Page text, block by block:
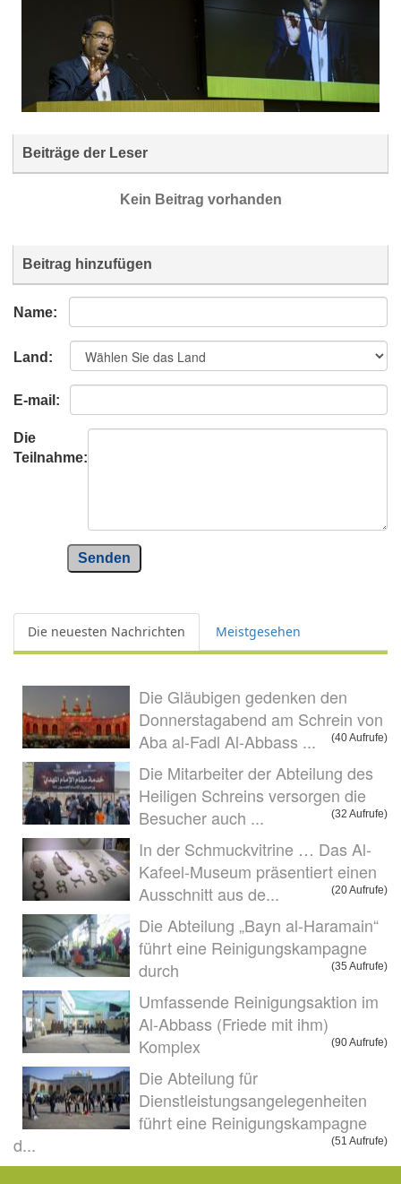
Beiträge der Leser
Kein Beitrag vorhanden
Beitrag hinzufügen
Name:
Land:
E-mail:
Die
Teilnahme:
Senden
Die neuesten Nachrichten Meistgesehen
Die Gläubigen gedenken den
Donnerstagabend am Schrein von
Aba al-Fadl Al-Abbass ...
(40 Aufrufe)
Die Mitarbeiter der Abteilung des
Heiligen Schreins versorgen die
Besucher auch ...
(32 Aufrufe)
In der Schmuckvitrine … Das Al-
Kafeel-Museum präsentiert einen
Ausschnitt aus de...
(20 Aufrufe)
Die Abteilung „Bayn al-Haramain“
führt eine Reinigungskampagne
durch
(35 Aufrufe)
Umfassende Reinigungsaktion im
Al-Abbass (Friede mit ihm)
Komplex
(90 Aufrufe)
Die Abteilung für
Dienstleistungsangelegenheiten
führt eine Reinigungskampagne
d...
(51 Aufrufe)